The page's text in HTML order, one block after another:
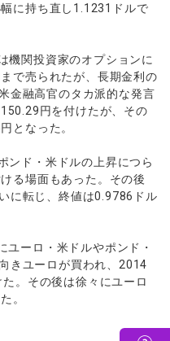
に持ち直し1.1231ドルで
機関投資家のオプションに
で売られたが、長期金利の
金融高官のタカ派的な発言
円を付けたが、その
となった。
ンド・米ドルの上昇につら
る場面もあった。その後
に転じ、終値は0.9786ドル
ユーロ・米ドルやポンド・
きユーロが買われ、2014
。その後は徐々にユーロ
。